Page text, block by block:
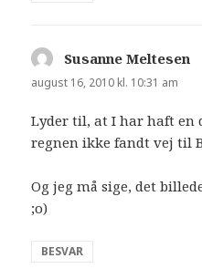
Susanne Meltesen
august 16, 2010 kl. 10:31 am
Lyder til, at I har haft en
regnen ikke fandt vej til
Og jeg må sige, det
;o)
BESVAR